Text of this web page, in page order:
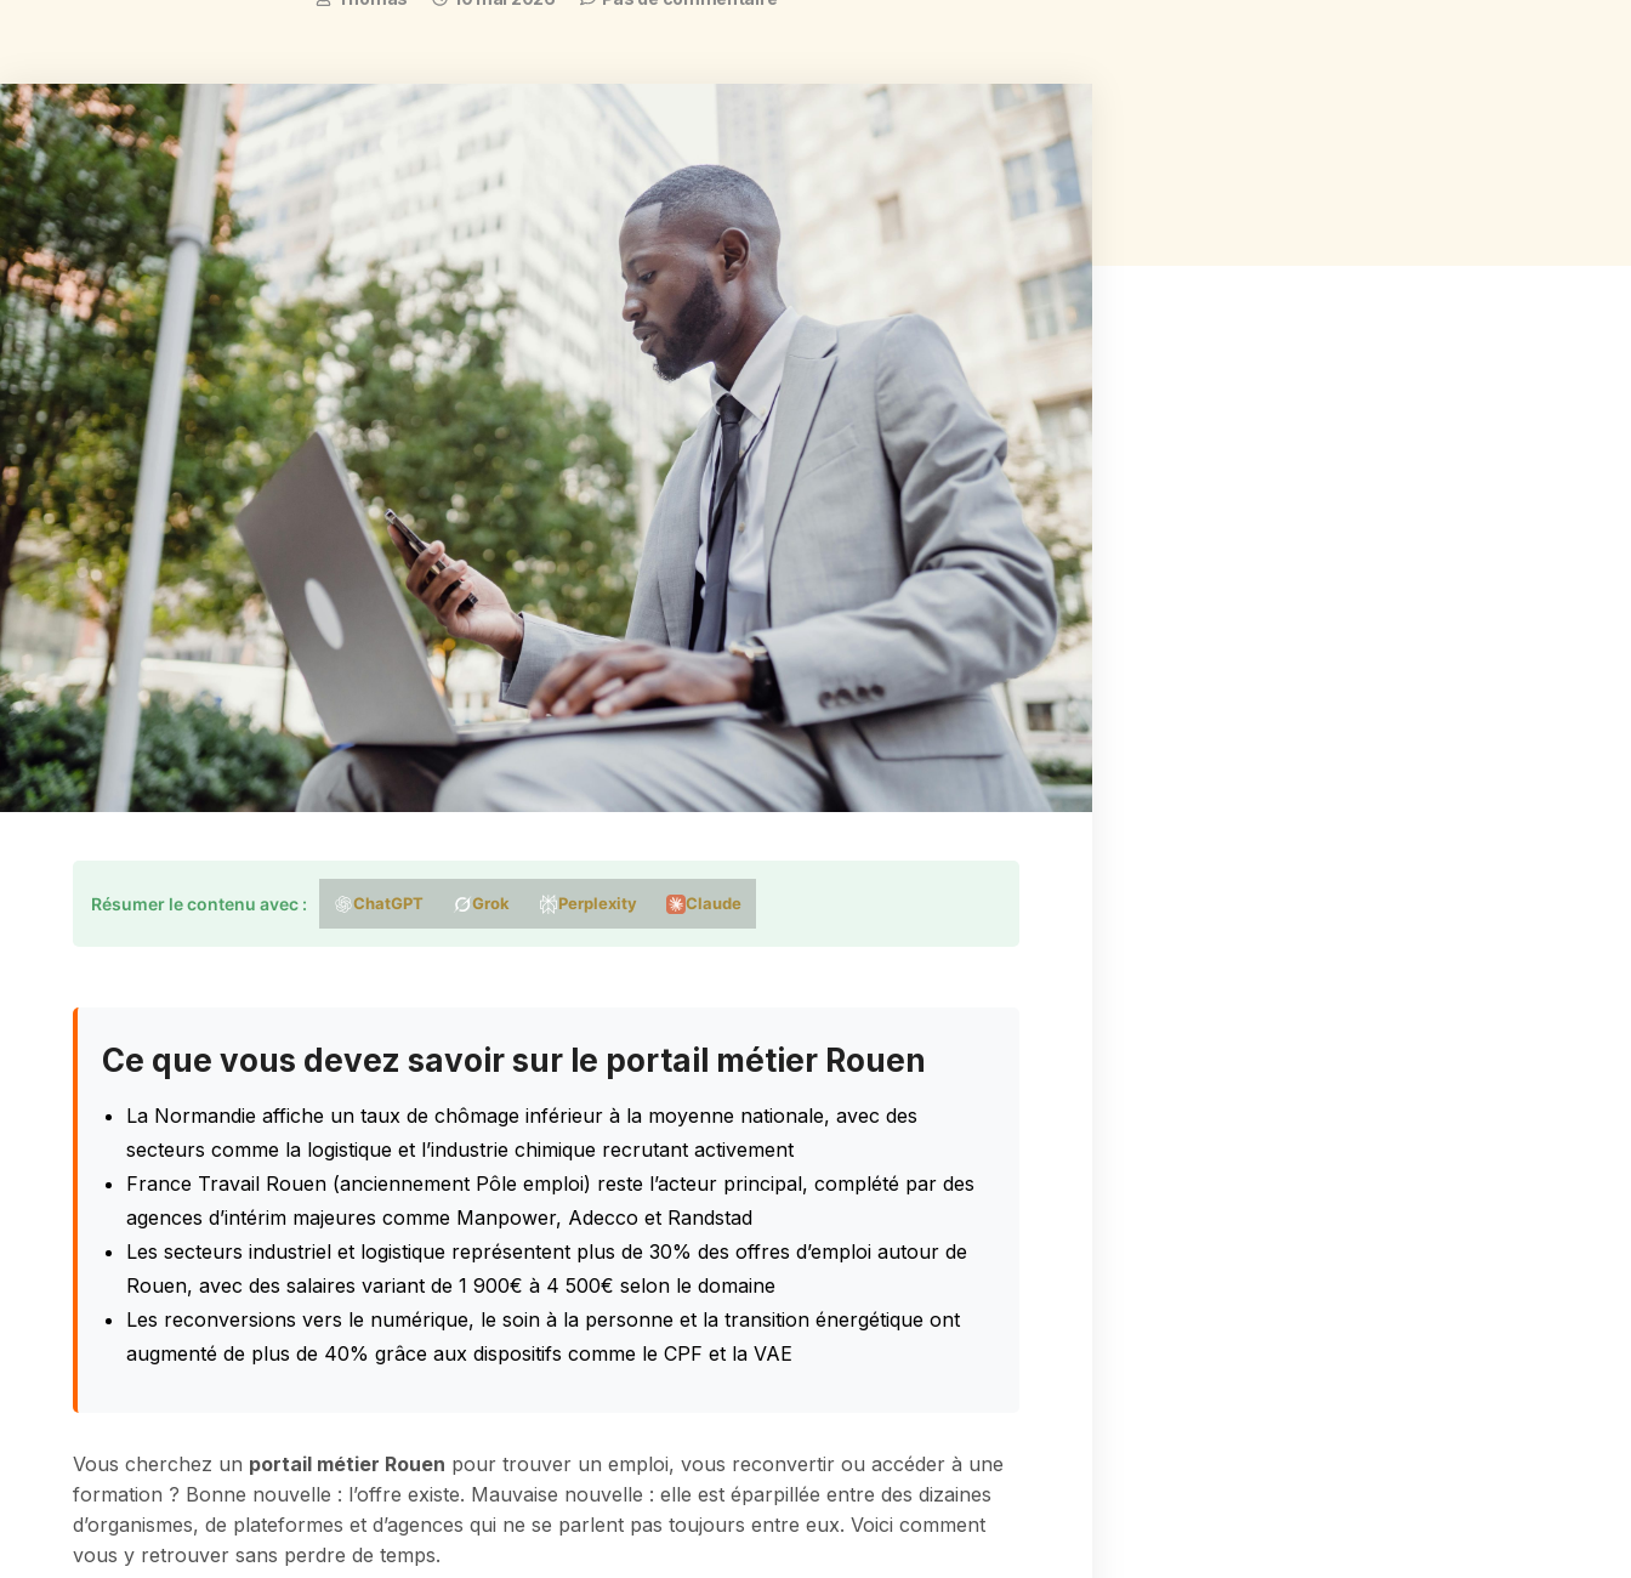
Résumer le contenu avec : ChatGPT Grok Perplexity Claude
Ce que vous devez savoir sur le portail métier Rouen
La Normandie affiche un taux de chômage inférieur à la moyenne nationale, avec des
secteurs comme la logistique et l’industrie chimique recrutant activement
France Travail Rouen (anciennement Pôle emploi) reste l’acteur principal, complété par des
agences d’intérim majeures comme Manpower, Adecco et Randstad
Les secteurs industriel et logistique représentent plus de 30% des offres d’emploi autour de
Rouen, avec des salaires variant de 1 900€ à 4 500€ selon le domaine
Les reconversions vers le numérique, le soin à la personne et la transition énergétique ont
augmenté de plus de 40% grâce aux dispositifs comme le CPF et la VAE
Vous cherchez un portail métier Rouen pour trouver un emploi, vous reconvertir ou accéder à une
formation ? Bonne nouvelle : l’offre existe. Mauvaise nouvelle : elle est éparpillée entre des dizaines
d’organismes, de plateformes et d’agences qui ne se parlent pas toujours entre eux. Voici comment
vous y retrouver sans perdre de temps.